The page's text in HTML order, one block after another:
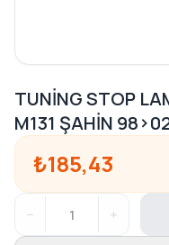
TUNİNG STOP
M131 ŞAHİN
₺185,43
− +